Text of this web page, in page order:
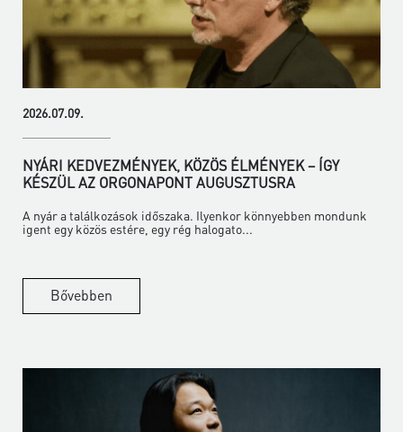
2026.07.09.
NYÁRI KEDVEZMÉNYEK, KÖZÖS ÉLMÉNYEK – ÍGY
KÉSZÜL AZ ORGONAPONT AUGUSZTUSRA
A nyár a találkozások időszaka. Ilyenkor könnyebben mondunk
igent egy közös estére, egy rég halogato...
Bővebben